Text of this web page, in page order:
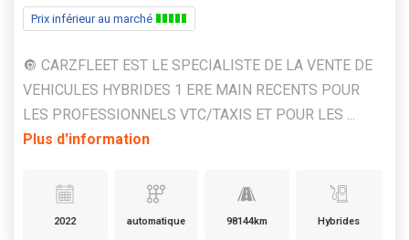
Prix inférieur au marché
🔘 CARZFLEET EST LE SPECIALISTE DE LA VENTE DE
VEHICULES HYBRIDES 1 ERE MAIN RECENTS POUR
LES PROFESSIONNELS VTC/TAXIS ET POUR LES ...
Plus d'information
2022 automatique 98144km Hybrides